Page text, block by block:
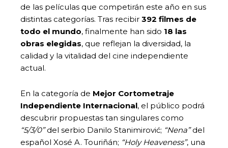
de las películas que competirán este año en sus
distintas categorías. Tras recibir 392 filmes de
todo el mundo, finalmente han sido 18 las
obras elegidas, que reflejan la diversidad, la
calidad y la vitalidad del cine independiente
actual.
En la categoría de Mejor Cortometraje
Independiente Internacional, el público podrá
descubrir propuestas tan singulares como
“5/3/0”del serbio Danilo Stanimirović; “Nena”del
español Xosé A. Touriñán; “Holy Heaveness”, una